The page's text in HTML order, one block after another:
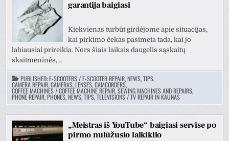
garantija baigiasi
Kiekvienas turbūt girdėjome apie situacijas,
kai pirkimo čekas pasimeta tada, kai jo
labiausiai prireikia. Nors šiais laikais daugelis sąskaitų
skaitmeninės,…
PUBLISHED:E-SCOOTERS / E-SCOOTER REPAIR, NEWS, TIPS,
CAMERA REPAIR, CAMERAS, LENSES, CAMCORDERS,
COFFEE MACHINES / COFFEE MACHINE REPAIR,SEWING MACHINES AND REPAIRS,
PHONE REPAIR, PHONES, NEWS, TIPS,TELEVISIONS / TV REPAIR IN KAUNAS
„Meistras iš YouTube“ baigiasi servise po
pirmo nulūžusio laikiklio